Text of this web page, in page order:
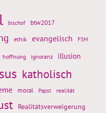
bischof btw2017
ethik evangelisch FSM
hoffnung ignoranz illusion
katholisch
moral Papst realität
Realitätsverweigerung